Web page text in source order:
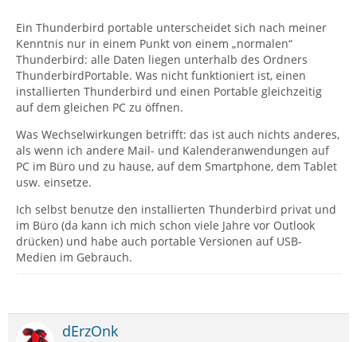
Ein Thunderbird portable unterscheidet sich nach meiner
Kenntnis nur in einem Punkt von einem „normalen“
Thunderbird: alle Daten liegen unterhalb des Ordners
ThunderbirdPortable. Was nicht funktioniert ist, einen
installierten Thunderbird und einen Portable gleichzeitig
auf dem gleichen PC zu öffnen.
Was Wechselwirkungen betrifft: das ist auch nichts anderes,
als wenn ich andere Mail- und Kalenderanwendungen auf
PC im Büro und zu hause, auf dem Smartphone, dem Tablet
usw. einsetze.
Ich selbst benutze den installierten Thunderbird privat und
im Büro (da kann ich mich schon viele Jahre vor Outlook
drücken) und habe auch portable Versionen auf USB-
Medien im Gebrauch.
dErzOnk